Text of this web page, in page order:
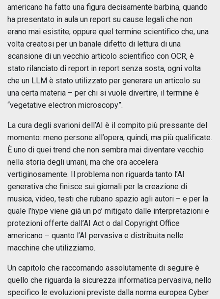
americano ha fatto una figura decisamente barbina, quando
ha presentato in aula un report su cause legali che non
erano mai esistite; oppure quel termine scientifico che, una
volta creatosi per un banale difetto di lettura di una
scansione di un vecchio articolo scientifico con OCR, è
stato rilanciato di report in report senza sosta, ogni volta
che un LLM è stato utilizzato per generare un articolo su
una certa materia – per chi si vuole divertire, il termine è
“vegetative electron microscopy”.
La cura degli svarioni dell’AI è il compito più pressante del
momento: meno persone all’opera, quindi, ma più qualificate.
È uno di quei trend che non sembra mai diventare vecchio
nella storia degli umani, ma che ora accelera
vertiginosamente. Il problema non riguarda tanto l’AI
generativa che finisce sui giornali per la creazione di
musica, video, testi che rubano spazio agli autori – e per la
quale l’hype viene già un po’ mitigato dalle interpretazioni e
protezioni offerte dall’AI Act o dal Copyright Office
americano – quanto l’AI pervasiva e distribuita nelle
macchine che utilizziamo.
Un capitolo che raccomando assolutamente di seguire è
quello che riguarda la sicurezza informatica pervasiva, nello
specifico le evoluzioni previste dalla norma europea Cyber